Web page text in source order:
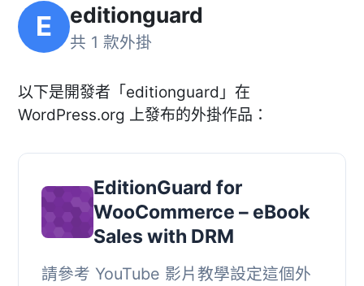
E editionguard
共 1 款外掛
以下是開發者「editionguard」在
WordPress.org 上發布的外掛作品：
EditionGuard for
WooCommerce – eBook
Sales with DRM
請參考 YouTube 影片教學設定這個外